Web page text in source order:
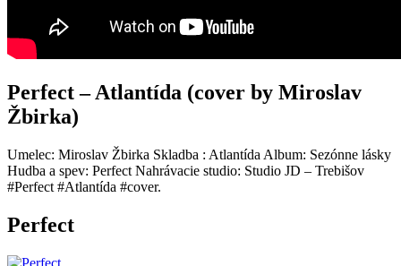
Perfect – Atlantída (cover by Miroslav
Žbirka)
Umelec: Miroslav Žbirka Skladba : Atlantída Album: Sezónne lásky
Hudba a spev: Perfect Nahrávacie studio: Studio JD – Trebišov
#Perfect #Atlantída #cover.
Perfect